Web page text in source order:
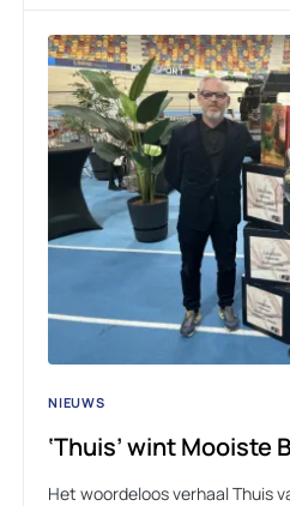
NIEUWS
‘Thuis’ wint Mooiste
Het woordeloos verhaal Thuis